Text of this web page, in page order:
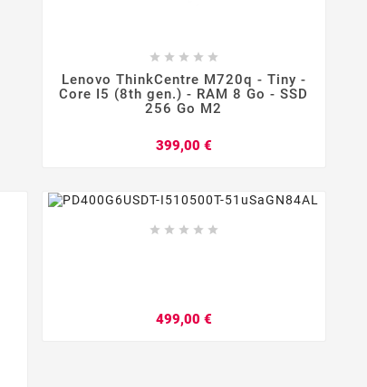

    
Lenovo ThinkCentre M720q - Tiny -
Core I5 (8th gen.) - RAM 8 Go - SSD
256 Go M2
399,00 €Prix
    
499,00 €Prix